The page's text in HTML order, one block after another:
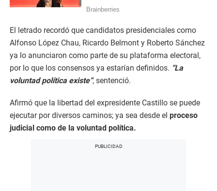
El letrado recordó que candidatos presidenciales como
Alfonso López Chau, Ricardo Belmont y Roberto Sánchez
ya lo anunciaron como parte de su plataforma electoral,
por lo que los consensos ya estarían definidos. “La
voluntad política existe“, sentenció.
Afirmó que la libertad del expresidente Castillo se puede
ejecutar por diversos caminos; ya sea desde el proceso
judicial como de la voluntad política.